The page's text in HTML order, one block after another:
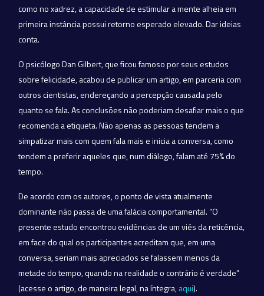
como no xadrez, a capacidade de estimular a mente alheia em
primeira instância possui retorno esperado elevado. Dar ideias
conta.
O psicólogo Dan Gilbert, que ficou famoso por seus estudos
sobre felicidade, acabou de publicar um artigo, em parceria com
outros cientistas, endereçando a percepção causada pelo
quanto se fala. As conclusões não poderiam desafiar mais o que
recomenda a etiqueta. Não apenas as pessoas tendem a
simpatizar mais com quem fala mais e inicia a conversa, como
tendem a preferir aqueles que, num diálogo, falam até 75% do
tempo.
De acordo com os autores, o ponto de vista atualmente
dominante não passa de uma falácia comportamental. “O
presente estudo encontrou evidências de um viés da reticência,
em face do qual os participantes acreditam que, em uma
conversa, seriam mais apreciados se falassem menos da
metade do tempo, quando na realidade o contrário é verdade”
(acesse o artigo, de maneira legal, na íntegra,aqui).